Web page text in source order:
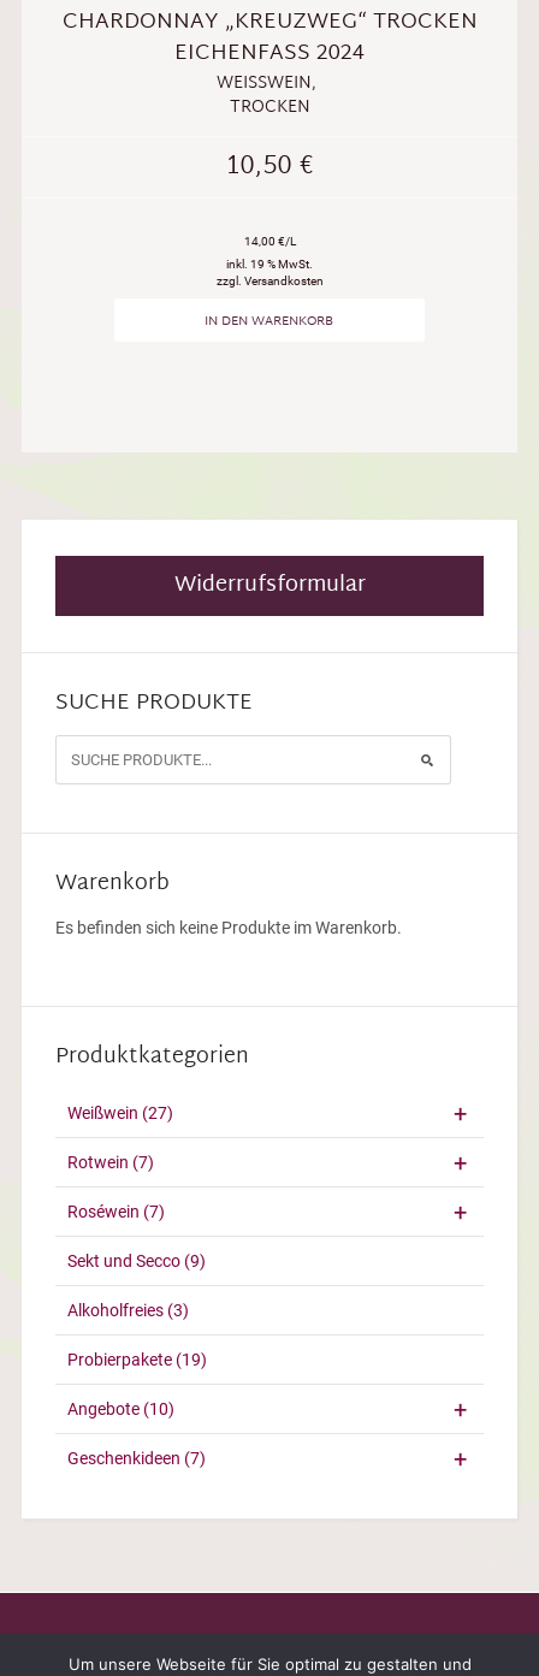
CHARDONNAY „KREUZWEG“ TROCKEN
EICHENFASS 2024
WEISSWEIN ,
TROCKEN
10,50€
14,00 €/L
inkl. 19 % MwSt.
zzgl. Versandkosten
IN DEN WARENKORB
Widerrufsformular
SUCHE PRODUKTE
Warenkorb
Es befinden sich keine Produkte im Warenkorb.
Produktkategorien
Weißwein (27)
Rotwein (7)
Roséwein (7)
Sekt und Secco (9)
Alkoholfreies (3)
Probierpakete (19)
Angebote (10)
Geschenkideen (7)
Um unsere Webseite für Sie optimal zu gestalten und